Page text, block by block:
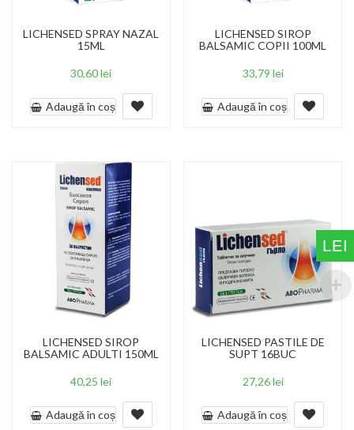
LICHENSED SPRAY NAZAL
15ML
30,60lei
Adaugă în coș
LICHENSED SIROP
BALSAMIC COPII 100ML
33,79 lei
Adaugă în coș
LICHENSED SIROP
BALSAMIC ADULTI 150ML
40,25lei
Adaugă în coș
LICHENSED PASTILE DE
SUPT 16BUC
27,26lei
Adaugă în coș
LEI